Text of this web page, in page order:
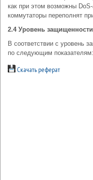
как при этом возможны
коммутаторы переполнят
2.4 Уровень
В соответствии с уровень
по следующим показателям:
Скачать реферат